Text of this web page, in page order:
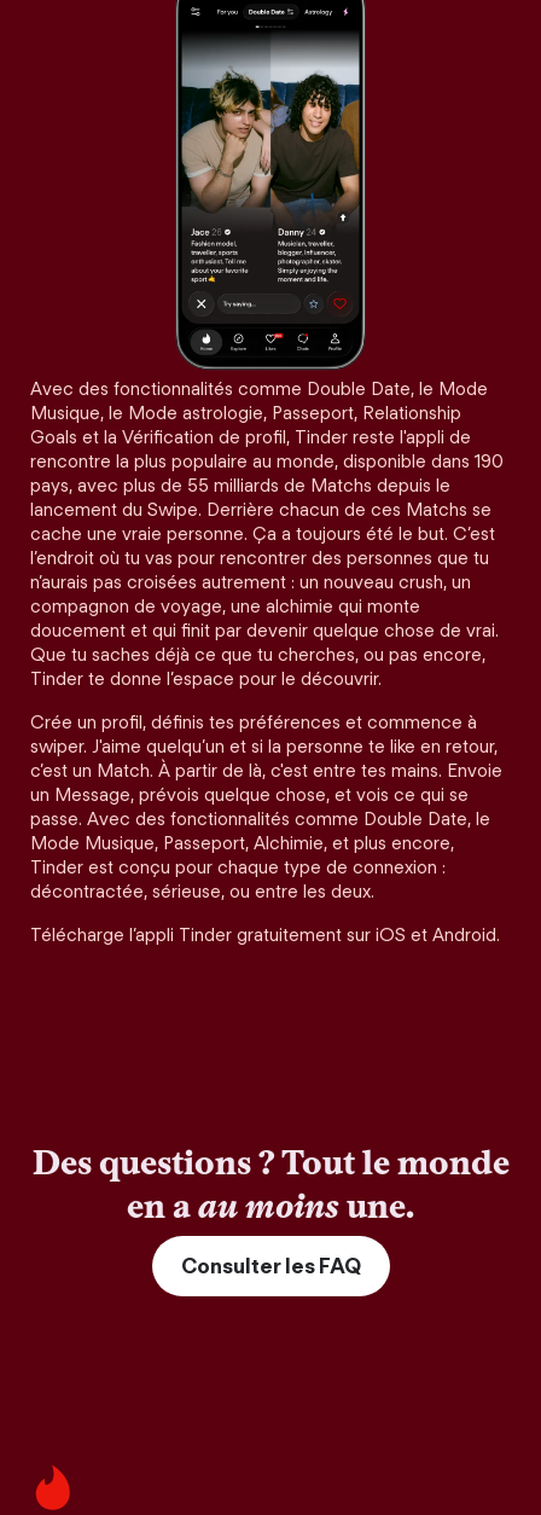
Avec des fonctionnalités comme Double Date, le Mode
Musique, le Mode astrologie, Passeport, Relationship
Goals et la Vérification de profil, Tinder reste l'appli de
rencontre la plus populaire au monde, disponible dans 190
pays, avec plus de 55 milliards de Matchs depuis le
lancement du Swipe. Derrière chacun de ces Matchs se
cache une vraie personne. Ça a toujours été le but. C’est
l’endroit où tu vas pour rencontrer des personnes que tu
n’aurais pas croisées autrement : un nouveau crush, un
compagnon de voyage, une alchimie qui monte
doucement et qui finit par devenir quelque chose de vrai.
Que tu saches déjà ce que tu cherches, ou pas encore,
Tinder te donne l’espace pour le découvrir.
Crée un profil, définis tes préférences et commence à
swiper. J'aime quelqu’un et si la personne te like en retour,
c’est un Match. À partir de là, c'est entre tes mains. Envoie
un Message, prévois quelque chose, et vois ce qui se
passe. Avec des fonctionnalités comme Double Date, le
Mode Musique, Passeport, Alchimie, et plus encore,
Tinder est conçu pour chaque type de connexion :
décontractée, sérieuse, ou entre les deux.
Télécharge l’appli Tinder gratuitement sur iOS et Android.
Des questions ? Tout le monde
en aau moinsune.
Consulter les FAQ